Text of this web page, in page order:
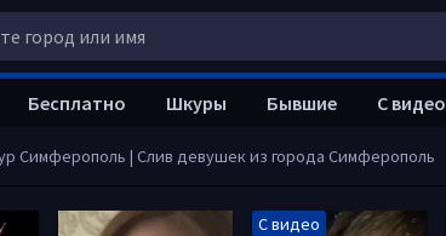
Симферополь | Слив девушек из города Симферополь
С видео
Бесплатно Шкуры Бывшие С видео